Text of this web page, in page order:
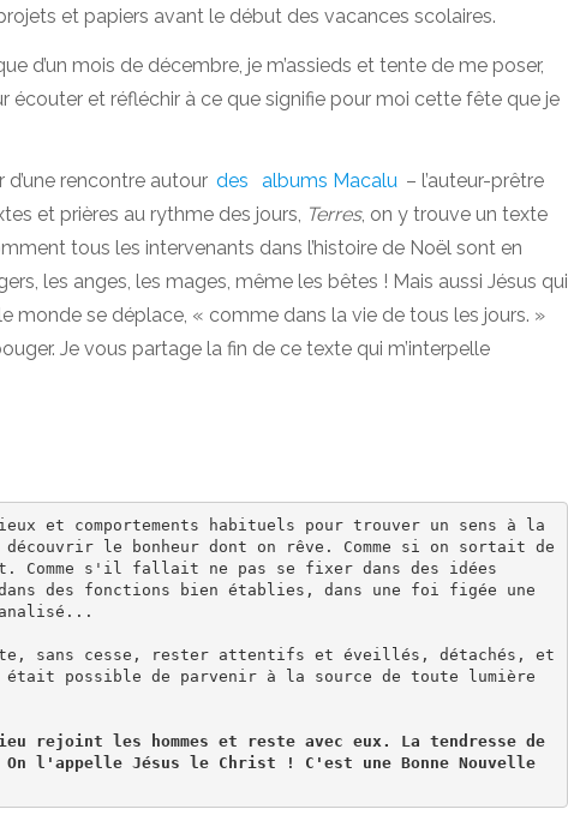
et papiers avant le début des vacances scolaires.
d’un mois de décembre, je m’assieds et tente de me poser,
écouter et réfléchir à ce que signifie pour moi cette fête que je
d’une rencontre autour des albums Macalu – l’auteur-prêtre
et prières au rythme des jours, Terres, on y trouve un texte
tous les intervenants dans l’histoire de Noël sont en
les anges, les mages, même les bêtes ! Mais aussi Jésus qui
monde se déplace, « comme dans la vie de tous les jours. »
Je vous partage la fin de ce texte qui m’interpelle
et comportements habituels pour trouver un sens à la
le bonheur dont on rêve. Comme si on sortait de
Comme s'il fallait ne pas se fixer dans des idées
des fonctions bien établies, dans une foi figée une
sans cesse, rester attentifs et éveillés, détachés, et
possible de parvenir à la source de toute lumière
rejoint les hommes et reste avec eux. La tendresse de
l'appelle Jésus le Christ ! C'est une Bonne Nouvelle